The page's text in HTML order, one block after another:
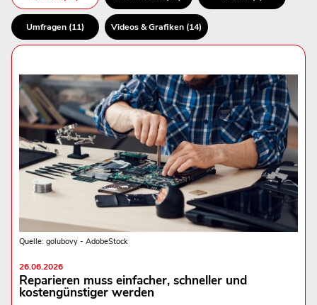
Umfragen (11) Videos & Grafiken (14)
Quelle: golubovy - AdobeStock
26.06.2026
Reparieren muss einfacher, schneller und
kostengünstiger werden